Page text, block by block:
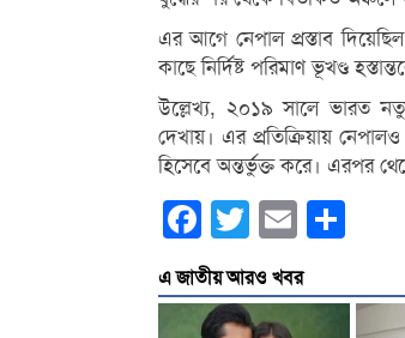
এর আগে নেপাল প্রস্তাব
কাছে নির্দিষ্ট পরিমাণ ভূখণ্ড
উল্লেখ্য, ২০১৯ সালে ভারত
দেখায়। এর প্রতিক্রিয়ায়
হিসেবে অন্তর্ভুক্ত করে। এরপর
Facebook
Twitter Email
এ জাতীয় আরও খবর